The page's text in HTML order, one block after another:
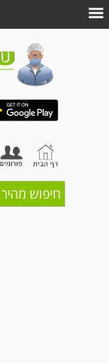
חיפוש מהיר